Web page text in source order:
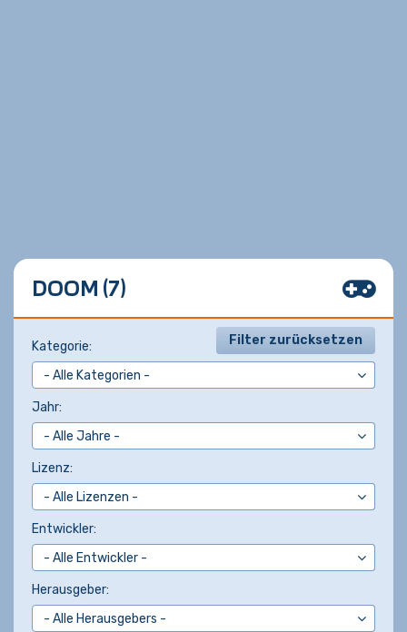
DOOM (7)
Filter zurücksetzen
Kategorie:
Jahr:
Lizenz:
Entwickler:
Herausgeber: